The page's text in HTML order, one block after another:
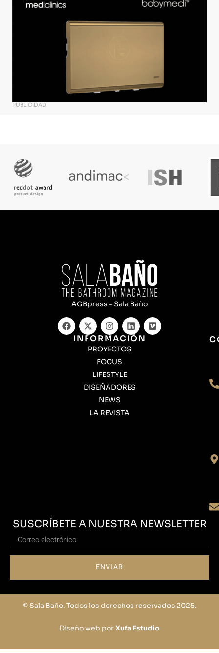
PUBLICIDAD
AGBpress – Sala Baño
INFORMACIÓN
PROYECTOS
FOCUS
LIFESTYLE
DISEÑADORES
NEWS
LA REVISTA
SUSCRÍBETE A NUESTRA NEWSLETTER
ENVIAR
© Sala Baño. Todos los derechos reservados 2025.
Diseño web porXufa Estudio